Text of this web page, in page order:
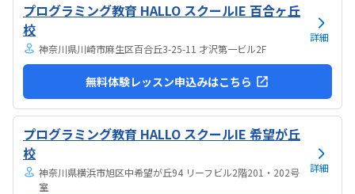
プログラミング教育 HALLO スクールIE 百合ヶ丘
校
神奈川県川崎市麻生区百合丘3-25-11 才沢第一ビル2F
詳細
無料体験レッスン申込みはこちら
プログラミング教育 HALLO スクールIE 希望が丘
校
神奈川県横浜市旭区中希望が丘94 リーフビル2階201・202号
室
詳細